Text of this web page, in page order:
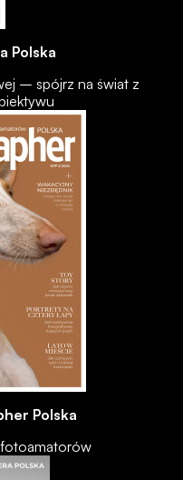
Polska
– spójrz na świat z
Polska